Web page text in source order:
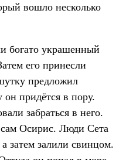
вошло несколько
богато украшенный
его принесли
предложил
он придётся в пору.
забраться в него.
Осирис. Люди Сета
затем залили свинцом.